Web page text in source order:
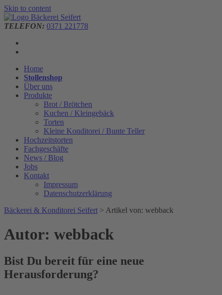
Skip to content
TELEFON: 0371 221778
Home
Stollenshop
Über uns
Produkte
Brot / Brötchen
Kuchen / Kleingebäck
Torten
Kleine Konditorei / Bunte Teller
Hochzeitstorten
Fachgeschäfte
News / Blog
Jobs
Kontakt
Impressum
Datenschutzerklärung
Bäckerei & Konditorei Seifert > Artikel von: webback
Autor: webback
Bist Du bereit für eine neue
Herausforderung?